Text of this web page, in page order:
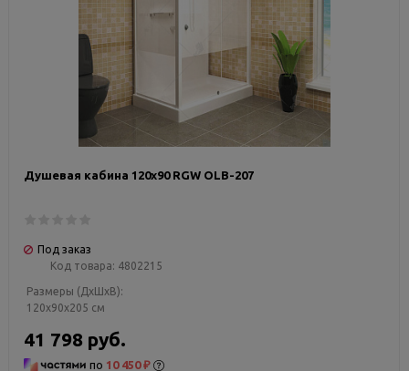
Душевая кабина 120х90 RGW OLB-207
Под заказ
Код товара: 4802215
Размеры (ДxШxВ):
120x90x205 см
41 798 руб.
по 10 450 ₽